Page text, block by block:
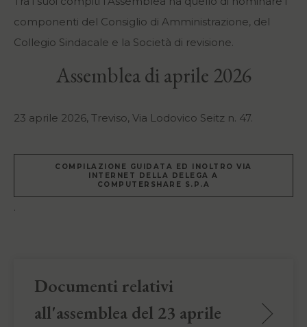
componenti del Consiglio di Amministrazione, del
Collegio Sindacale e la Società di revisione.
Assemblea di aprile 2026
23 aprile 2026, Treviso, Via Lodovico Seitz n. 47.
COMPILAZIONE GUIDATA ED INOLTRO VIA
INTERNET DELLA DELEGA A
COMPUTERSHARE S.P.A
.
Documenti relativi
all'assemblea del 23 aprile